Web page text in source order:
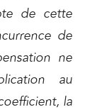
de cette
de
ne
au
la